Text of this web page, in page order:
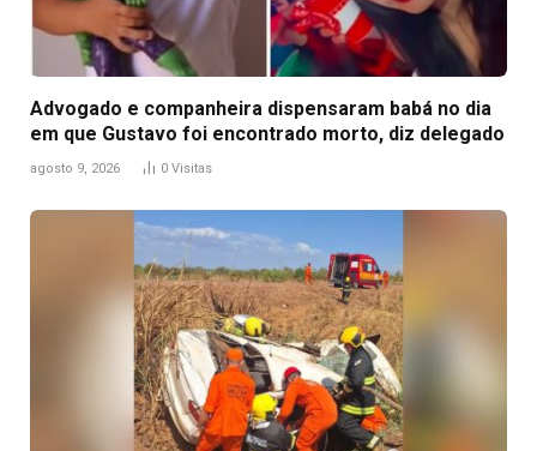
Advogado e companheira dispensaram babá no dia
em que Gustavo foi encontrado morto, diz delegado
agosto 9, 2026 0 Visitas